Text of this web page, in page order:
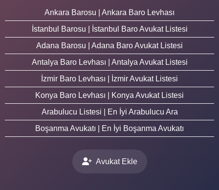
Ankara Barosu | Ankara Baro Levhası
İstanbul Barosu | İstanbul Baro Avukat Listesi
Adana Barosu | Adana Baro Avukat Listesi
Antalya Baro Levhası | Antalya Avukat Listesi
İzmir Baro Levhası | İzmir Avukat Listesi
Konya Baro Levhası | Konya Avukat Listesi
Arabulucu Listesi | En İyi Arabulucu Ara
Boşanma Avukatı | En İyi Boşanma Avukatı
Avukat Ekle